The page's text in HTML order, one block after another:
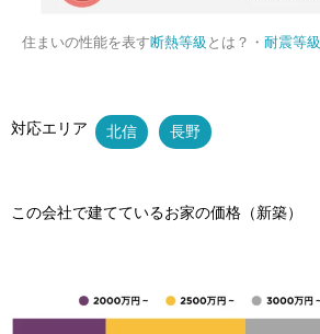
住まいの性能を表す断熱等級 とは？・ 耐震等級
対応エリア 北信 長野
この会社で建てているお家の価格（新築）